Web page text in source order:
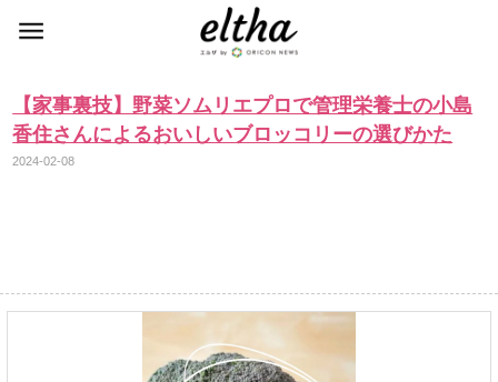
【家事裏技】野菜ソムリエプロで管理栄養士の小島
香住さんによるおいしいブロッコリーの選びかた
2024-02-08